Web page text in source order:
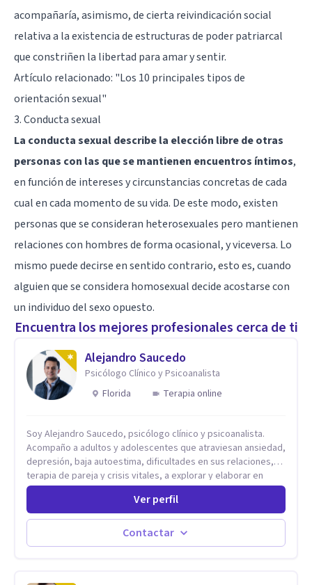
acompañaría, asimismo, de cierta reivindicación social
relativa a la existencia de estructuras de poder patriarcal
que constriñen la libertad para amar y sentir.
Artículo relacionado: "Los 10 principales tipos de
orientación sexual"
3. Conducta sexual
La conducta sexual describe la elección libre de otras
personas con las que se mantienen encuentros íntimos,
en función de intereses y circunstancias concretas de cada
cual en cada momento de su vida. De este modo, existen
personas que se consideran heterosexuales pero mantienen
relaciones con hombres de forma ocasional, y viceversa. Lo
mismo puede decirse en sentido contrario, esto es, cuando
alguien que se considera homosexual decide acostarse con
un individuo del sexo opuesto.
Encuentra los mejores profesionales cerca de ti
Alejandro Saucedo
Psicólogo Clínico y Psicoanalista
Florida
Terapia online
Soy Alejandro Saucedo, psicólogo clínico y psicoanalista.
Acompaño a adultos y adolescentes que atraviesan ansiedad,
depresión, baja autoestima, dificultades en sus relaciones,
terapia de pareja y crisis vitales, a explorar y elaborar en
profundidad los conflictos internos que generan malestar en
autoconocimiento y análisis, es posible acceder a las
historias personales, elaborar las experiencias del pasado y
resignificarlas, liberando su influencia para construir un futuro
Ver perfil
Contactar